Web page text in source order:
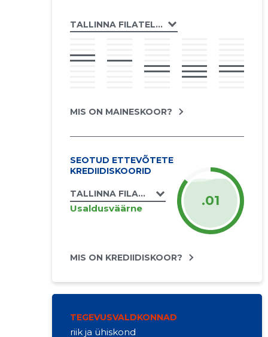
TALLINNA FILATELISTIDE SELTS MTÜ
MIS ON MAINESKOOR?
SEOTUD ETTEVÕTETE
KREDIIDISKOORID
TALLINNA FILATELISTIDE SELTS MTÜ
Usaldusväärne .01
MIS ON KREDIIDISKOOR?
TEGEVUSVALDKONNAD
riik ja ühiskond